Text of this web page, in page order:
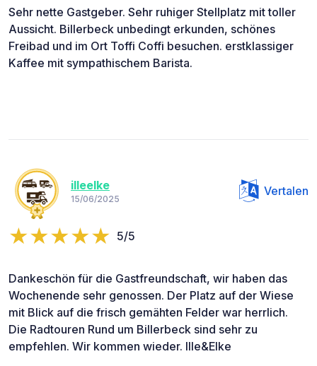
Sehr nette Gastgeber. Sehr ruhiger Stellplatz mit toller
Aussicht. Billerbeck unbedingt erkunden, schönes
Freibad und im Ort Toffi Coffi besuchen. erstklassiger
Kaffee mit sympathischem Barista.
illeelke
15/06/2025
Vertalen
5/5
Dankeschön für die Gastfreundschaft, wir haben das
Wochenende sehr genossen. Der Platz auf der Wiese
mit Blick auf die frisch gemähten Felder war herrlich.
Die Radtouren Rund um Billerbeck sind sehr zu
empfehlen. Wir kommen wieder. Ille&Elke